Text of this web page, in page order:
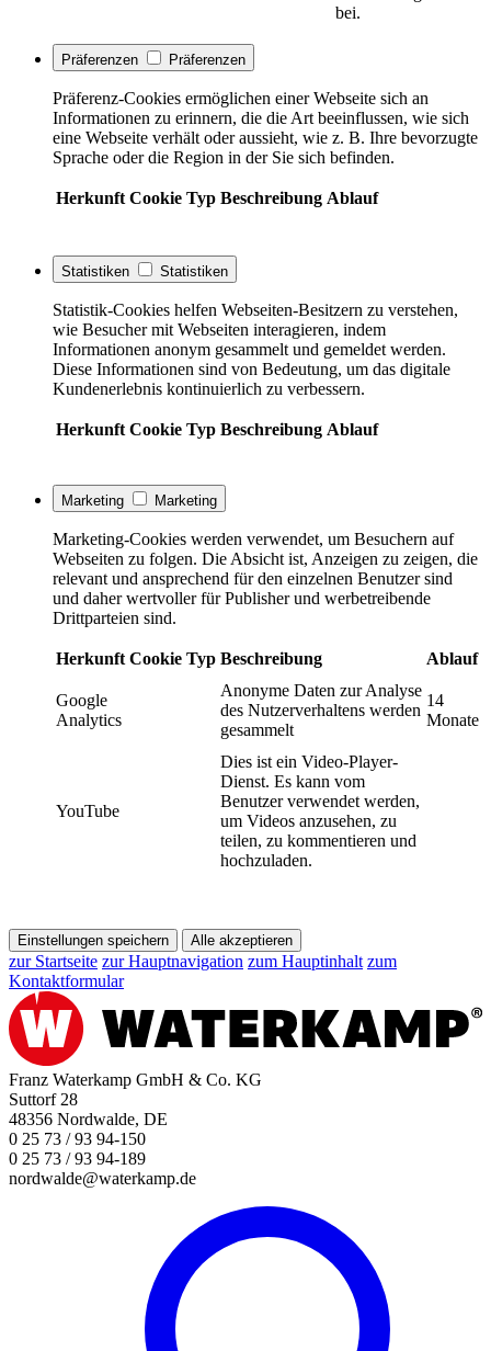
bei.
Präferenzen Präferenzen
Präferenz-Cookies ermöglichen einer Webseite sich an
Informationen zu erinnern, die die Art beeinflussen, wie sich
eine Webseite verhält oder aussieht, wie z. B. Ihre bevorzugte
Sprache oder die Region in der Sie sich befinden.
Herkunft Cookie Typ Beschreibung Ablauf
Statistiken Statistiken
Statistik-Cookies helfen Webseiten-Besitzern zu verstehen,
wie Besucher mit Webseiten interagieren, indem
Informationen anonym gesammelt und gemeldet werden.
Diese Informationen sind von Bedeutung, um das digitale
Kundenerlebnis kontinuierlich zu verbessern.
Herkunft Cookie Typ Beschreibung Ablauf
Marketing Marketing
Marketing-Cookies werden verwendet, um Besuchern auf
Webseiten zu folgen. Die Absicht ist, Anzeigen zu zeigen, die
relevant und ansprechend für den einzelnen Benutzer sind
und daher wertvoller für Publisher und werbetreibende
Drittparteien sind.
Herkunft Cookie Typ Beschreibung Ablauf
Google
Analytics
Anonyme Daten zur Analyse
des Nutzerverhaltens werden
gesammelt
14
Monate
YouTube
Dies ist ein Video-Player-
Dienst. Es kann vom
Benutzer verwendet werden,
um Videos anzusehen, zu
teilen, zu kommentieren und
hochzuladen.
Einstellungen speichern Alle akzeptieren
zur Startseite zur Hauptnavigation zum Hauptinhalt zum
Kontaktformular
Franz Waterkamp GmbH & Co. KG
Suttorf 28
48356 Nordwalde, DE
0 25 73 / 93 94-150
0 25 73 / 93 94-189
nordwalde@waterkamp.de